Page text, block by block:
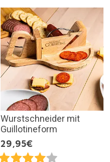
Wurstschneider mit
Guillotineform
29,95€